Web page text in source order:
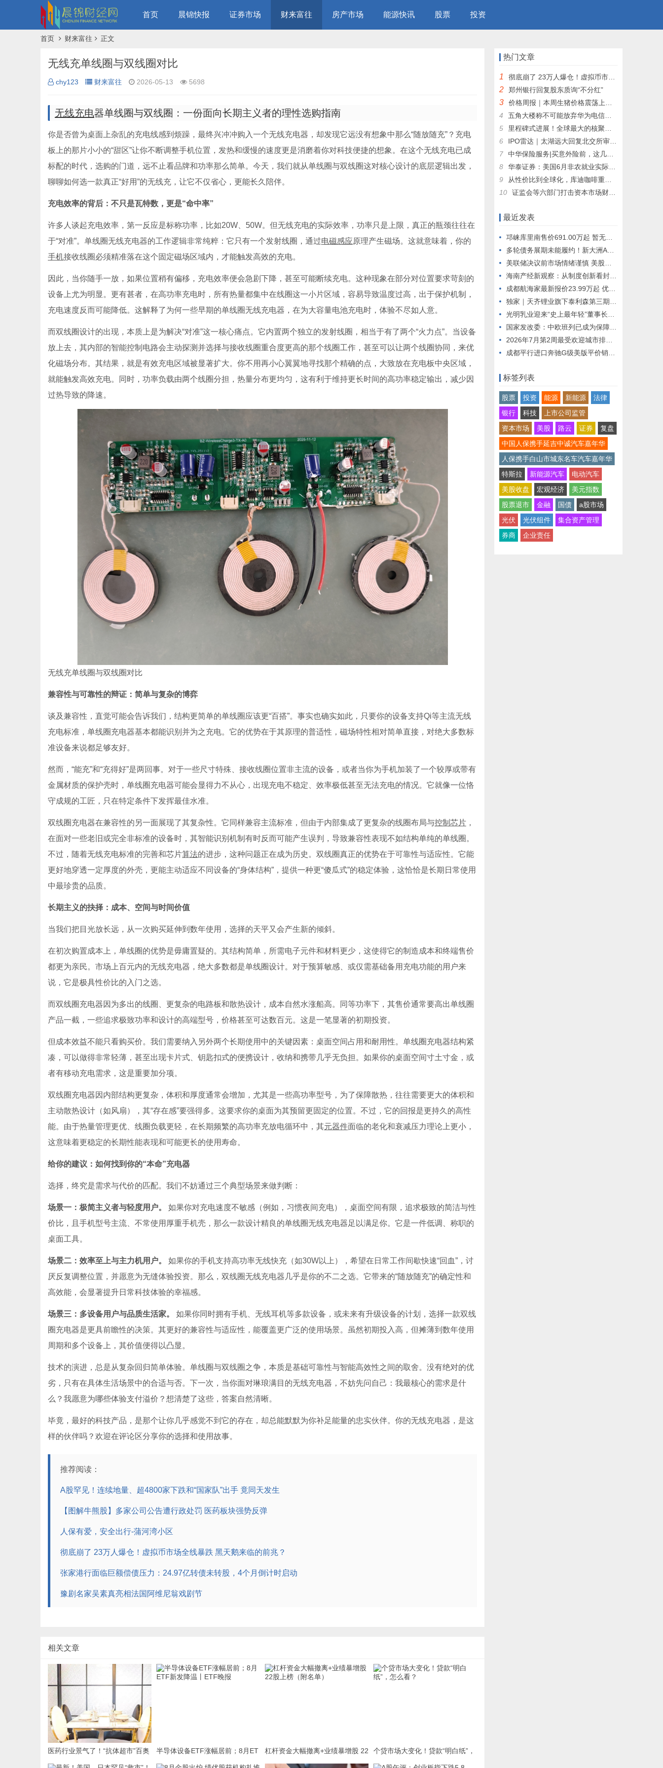
首页 晨锦快报 证券市场 财来富往 房产市场 能源快讯 股票 投资
首页 财来富往 正文
无线充单线圈与双线圈对比
chy123 财来富往 2026-05-13 5698
无线充电器单线圈与双线圈：一份面向长期主义者的理性选购指南
你是否曾为桌面上杂乱的充电线感到烦躁，最终兴冲冲购入一个无线充电器，却发现它远没有想象中那么“随放随充”？充电
板上的那片小小的“甜区”让你不断调整手机位置，发热和缓慢的速度更是消磨着你对科技便捷的想象。在这个无线充电已成
标配的时代，选购的门道，远不止看品牌和功率那么简单。今天，我们就从单线圈与双线圈这对核心设计的底层逻辑出发，
聊聊如何选一款真正“好用”的无线充，让它不仅省心，更能长久陪伴。
充电效率的背后：不只是瓦特数，更是“命中率”
许多人谈起充电效率，第一反应是标称功率，比如20W、50W。但无线充电的实际效率，功率只是上限，真正的瓶颈往往在
于“对准”。单线圈无线充电器的工作逻辑非常纯粹：它只有一个发射线圈，通过电磁感应原理产生磁场。这就意味着，你的
手机接收线圈必须精准落在这个固定磁场区域内，才能触发高效的充电。
因此，当你随手一放，如果位置稍有偏移，充电效率便会急剧下降，甚至可能断续充电。这种现象在部分对位置要求苛刻的
设备上尤为明显。更有甚者，在高功率充电时，所有热量都集中在线圈这一小片区域，容易导致温度过高，出于保护机制，
充电速度反而可能降低。这解释了为何一些早期的单线圈无线充电器，在为大容量电池充电时，体验不尽如人意。
而双线圈设计的出现，本质上是为解决“对准”这一核心痛点。它内置两个独立的发射线圈，相当于有了两个“火力点”。当设备
放上去，其内部的智能控制电路会主动探测并选择与接收线圈重合度更高的那个线圈工作，甚至可以让两个线圈协同，来优
化磁场分布。其结果，就是有效充电区域被显著扩大。你不用再小心翼翼地寻找那个精确的点，大致放在充电板中央区域，
就能触发高效充电。同时，功率负载由两个线圈分担，热量分布更均匀，这有利于维持更长时间的高功率稳定输出，减少因
过热导致的降速。
无线充单线圈与双线圈对比
兼容性与可靠性的辩证：简单与复杂的博弈
谈及兼容性，直觉可能会告诉我们，结构更简单的单线圈应该更“百搭”。事实也确实如此，只要你的设备支持Qi等主流无线
充电标准，单线圈充电器基本都能识别并为之充电。它的优势在于其原理的普适性，磁场特性相对简单直接，对绝大多数标
准设备来说都足够友好。
然而，“能充”和“充得好”是两回事。对于一些尺寸特殊、接收线圈位置非主流的设备，或者当你为手机加装了一个较厚或带有
金属材质的保护壳时，单线圈充电器可能会显得力不从心，出现充电不稳定、效率极低甚至无法充电的情况。它就像一位恪
守成规的工匠，只在特定条件下发挥最佳水准。
双线圈充电器在兼容性的另一面展现了其复杂性。它同样兼容主流标准，但由于内部集成了更复杂的线圈布局与控制芯片 ，
在面对一些老旧或完全非标准的设备时，其智能识别机制有时反而可能产生误判，导致兼容性表现不如结构单纯的单线圈。
不过，随着无线充电标准的完善和芯片算法的进步，这种问题正在成为历史。双线圈真正的优势在于可靠性与适应性。它能
更好地穿透一定厚度的外壳，更能主动适应不同设备的“身体结构”，提供一种更“傻瓜式”的稳定体验，这恰恰是长期日常使用
中最珍贵的品质。
长期主义的抉择：成本、空间与时间价值
当我们把目光放长远，从一次购买延伸到数年使用，选择的天平又会产生新的倾斜。
在初次购置成本上，单线圈的优势是毋庸置疑的。其结构简单，所需电子元件和材料更少，这使得它的制造成本和终端售价
都更为亲民。市场上百元内的无线充电器，绝大多数都是单线圈设计。对于预算敏感、或仅需基础备用充电功能的用户来
说，它是极具性价比的入门之选。
而双线圈充电器因为多出的线圈、更复杂的电路板和散热设计，成本自然水涨船高。同等功率下，其售价通常要高出单线圈
产品一截，一些追求极致功率和设计的高端型号，价格甚至可达数百元。这是一笔显著的初期投资。
但成本效益不能只看购买价。我们需要纳入另外两个长期使用中的关键因素：桌面空间占用和耐用性。单线圈充电器结构紧
凑，可以做得非常轻薄，甚至出现卡片式、钥匙扣式的便携设计，收纳和携带几乎无负担。如果你的桌面空间寸土寸金，或
者有移动充电需求，这是重要加分项。
双线圈充电器因内部结构更复杂，体积和厚度通常会增加，尤其是一些高功率型号，为了保障散热，往往需要更大的体积和
主动散热设计（如风扇），其“存在感”要强得多。这要求你的桌面为其预留更固定的位置。不过，它的回报是更持久的高性
能。由于热量管理更优、线圈负载更轻，在长期频繁的高功率充放电循环中，其元器件面临的老化和衰减压力理论上更小，
这意味着更稳定的长期性能表现和可能更长的使用寿命。
给你的建议：如何找到你的“本命”充电器
选择，终究是需求与代价的匹配。我们不妨通过三个典型场景来做判断：
场景一：极简主义者与轻度用户。
如果你对充电速度不敏感（例如，习惯夜间充电），桌面空间有限，追求极致的简洁与性
价比，且手机型号主流、不常使用厚重手机壳，那么一款设计精良的单线圈无线充电器足以满足你。它是一件低调、称职的
桌面工具。
场景二：效率至上与主力机用户。
如果你的手机支持高功率无线快充（如30W以上），希望在日常工作间歇快速“回血”，讨
厌反复调整位置，并愿意为无缝体验投资。那么，双线圈无线充电器几乎是你的不二之选。它带来的“随放随充”的确定性和
高效能，会显著提升日常科技体验的幸福感。
场景三：多设备用户与品质生活家。
如果你同时拥有手机、无线耳机等多款设备，或未来有升级设备的计划，选择一款双线
圈充电器是更具前瞻性的决策。其更好的兼容性与适应性，能覆盖更广泛的使用场景。虽然初期投入高，但摊薄到数年使用
周期和多个设备上，其价值便得以凸显。
技术的演进，总是从复杂回归简单体验。单线圈与双线圈之争，本质是基础可靠性与智能高效性之间的取舍。没有绝对的优
劣，只有在具体生活场景中的合适与否。下一次，当你面对琳琅满目的无线充电器，不妨先问自己：我最核心的需求是什
么？我愿意为哪些体验支付溢价？想清楚了这些，答案自然清晰。
毕竟，最好的科技产品，是那个让你几乎感觉不到它的存在，却总能默默为你补足能量的忠实伙伴。你的无线充电器，是这
样的伙伴吗？欢迎在评论区分享你的选择和使用故事。
推荐阅读：
A股罕见！连续地量、超4800家下跌和“国家队”出手 竟同天发生
【图解牛熊股】多家公司公告遭行政处罚 医药板块强势反弹
人保有爱，安全出行-蒲河湾小区
彻底崩了 23万人爆仓！虚拟币市场全线暴跌 黑天鹅来临的前兆？
张家港行面临巨额偿债压力：24.97亿转债未转股，4个月倒计时启动
豫剧名家吴素真亮相法国阿维尼翁戏剧节
相关文章
医药行业景气了！“抗体超市”百奥
半导体设备ETF涨幅居前；8月ET
杠杆资金大幅撤离+业绩暴增股 22
个贷市场大变化！贷款“明白纸”，
热门文章
1 彻底崩了 23万人爆仓！虚拟币市场全线暴跌 黑天鹅来临的前兆？
2 郑州银行回复股东质询“不分红”
3
价格周报｜本周生猪价格震荡上行 市场乐观预期仍存
4
五角大楼称不可能放弃华为电信设备：恳求国会豁免
5
里程碑式进展！全球最大的核聚变装置投用在即 行业商业化进程有望加速
6
IPO雷达｜太湖远大回复北交所审议会议意见函，经营活动现金流持续为负引关注
7
中华保险服务|买意外险前，这几个问题一定要弄懂
8
华泰证券：美国6月非农就业实际趋势明显走弱 9月开启降息周期目前可能为大概率事件
9
从性价比到全球化，库迪咖啡重塑咖啡市场格局！
10
证监会等六部门打击资本市场财务造假：违规披露刑期上限由3年提高至10年
最近发表
邛崃库里南售价691.00万起 暂无优惠
多轮债务展期未能履约！新大洲A大额重组债务逾期遭长城资管起诉追偿，抵押、质押资产面临处置风险
美联储决议前市场情绪谨慎 美股期指走弱 油价飙升近6% | 今夜看点
海南产经新观察：从制度创新看封关成效
成都航海家最新报价23.99万起 优惠高达6.99万
独家｜天齐锂业旗下泰利森第三期化学级锂精矿工厂预计未来数日内复产，二季度锂辉石售价环比上涨37%
光明乳业迎来“史上最年轻”董事长，换帅后面临哪些压力？
国家发改委：中欧班列已成为保障国际运输通道畅通的“稳定器”
2026年7月第2周最受欢迎城市排名——石家庄位居全国第172026年7月第2周最受欢迎城市排名——石家庄位居全国第17
成都平行进口奔驰G级美版平价销售230万起
标签列表
股票 投资 能源 新能源
法律
银行
科技
上市公司监管
资本市场
美股 路云 证券
复盘
中国人保携手延吉中诚汽车嘉年华
人保携手白山市城东名车汽车嘉年华
特斯拉
新能源汽车
电动汽车
美股收盘
宏观经济
美元指数
股票退市
金融 国债
a股市场
光伏
光伏组件
集合资产管理
券商
企业责任